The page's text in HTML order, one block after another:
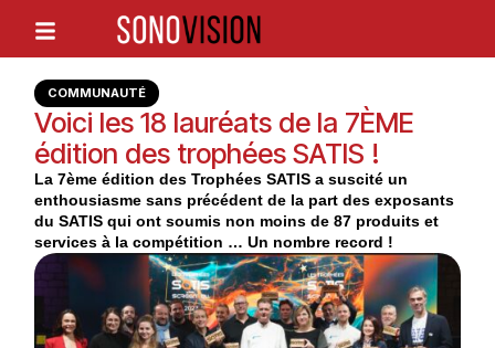
COMMUNAUTÉ
Voici les 18 lauréats de la 7ÈME
édition des trophées SATIS !
La 7ème édition des Trophées SATIS a suscité un
enthousiasme sans précédent de la part des exposants
du SATIS qui ont soumis non moins de 87 produits et
services à la compétition … Un nombre record !